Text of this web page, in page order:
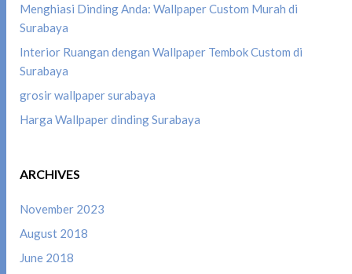
Menghiasi Dinding Anda: Wallpaper Custom Murah di
Surabaya
Interior Ruangan dengan Wallpaper Tembok Custom di
Surabaya
grosir wallpaper surabaya
Harga Wallpaper dinding Surabaya
ARCHIVES
November 2023
August 2018
June 2018